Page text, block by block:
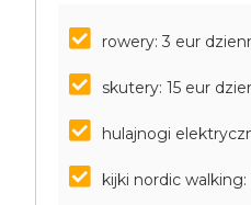
rowery: 3 eur
skutery: 15 eur
hulajnogi
kijki nordic